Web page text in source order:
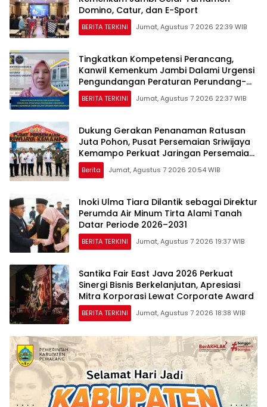
Domino, Catur, dan E-Sport
BERITA TERKINI Jumat, Agustus 7 2026 22:39 WIB
Tingkatkan Kompetensi Perancang,
Kanwil Kemenkum Jambi Dalami Urgensi
Pengundangan Peraturan Perundang-
undangan
BERITA TERKINI Jumat, Agustus 7 2026 22:37 WIB
Dukung Gerakan Penanaman Ratusan
Juta Pohon, Pusat Persemaian Sriwijaya
Kemampo Perkuat Jaringan Persemaian
Nasional*
Berita Jumat, Agustus 7 2026 20:54 WIB
Inoki Ulma Tiara Dilantik sebagai Direktur
Perumda Air Minum Tirta Alami Tanah
Datar Periode 2026–2031
BERITA TERKINI Jumat, Agustus 7 2026 19:37 WIB
Santika Fair East Java 2026 Perkuat
Sinergi Bisnis Berkelanjutan, Apresiasi
Mitra Korporasi Lewat Corporate Award
BERITA TERKINI Jumat, Agustus 7 2026 18:38 WIB